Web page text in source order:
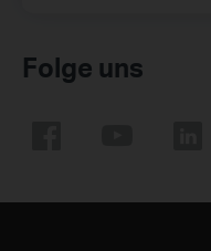
Folge uns